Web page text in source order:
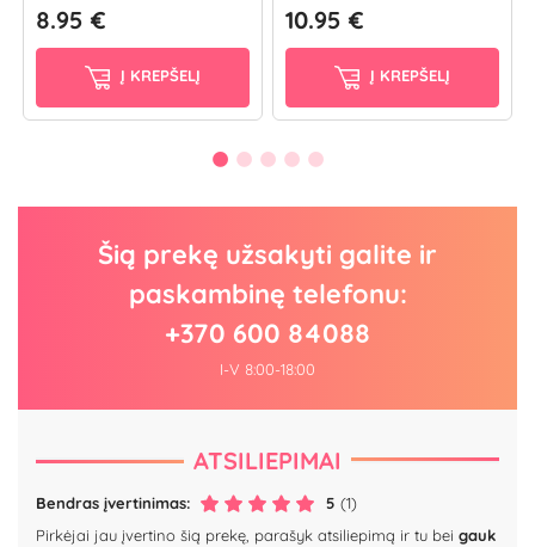
8.95 €
Į KREPŠELĮ
10.95 €
Į KREPŠELĮ
Šią prekę užsakyti galite ir
paskambinę telefonu:
+370 600 84088
I-V 8:00-18:00
ATSILIEPIMAI
Bendras įvertinimas: 5 (1)
Pirkėjai jau įvertino šią prekę, parašyk atsiliepimą ir tu bei gauk